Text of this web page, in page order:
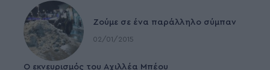
Ζούμε σε ένα παράλληλο σύμπαν
02/01/2015
Ο εκνευρισμός του Αχιλλέα Μπέου